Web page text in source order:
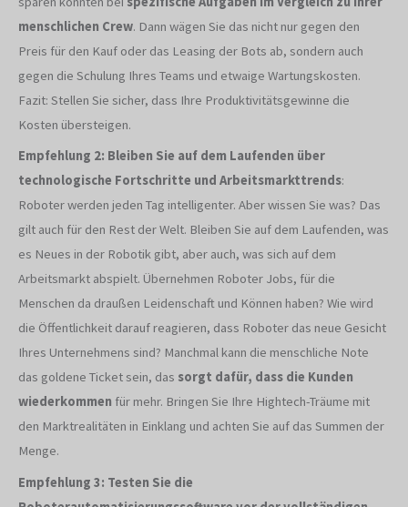
menschlichen Crew. Dann wägen Sie das nicht nur gegen den
Preis für den Kauf oder das Leasing der Bots ab, sondern auch
gegen die Schulung Ihres Teams und etwaige Wartungskosten.
Fazit: Stellen Sie sicher, dass Ihre Produktivitätsgewinne die
Kosten übersteigen.
Empfehlung 2: Bleiben Sie auf dem Laufenden über
technologische Fortschritte und Arbeitsmarkttrends:
Roboter werden jeden Tag intelligenter. Aber wissen Sie was? Das
gilt auch für den Rest der Welt. Bleiben Sie auf dem Laufenden, was
es Neues in der Robotik gibt, aber auch, was sich auf dem
Arbeitsmarkt abspielt. Übernehmen Roboter Jobs, für die
Menschen da draußen Leidenschaft und Können haben? Wie wird
die Öffentlichkeit darauf reagieren, dass Roboter das neue Gesicht
Ihres Unternehmens sind? Manchmal kann die menschliche Note
das goldene Ticket sein, das sorgt dafür, dass die Kunden
wiederkommen für mehr. Bringen Sie Ihre Hightech-Träume mit
den Marktrealitäten in Einklang und achten Sie auf das Summen der
Menge.
Empfehlung 3: Testen Sie die